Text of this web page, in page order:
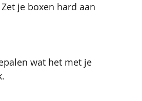
je boxen hard aan
wat het met je